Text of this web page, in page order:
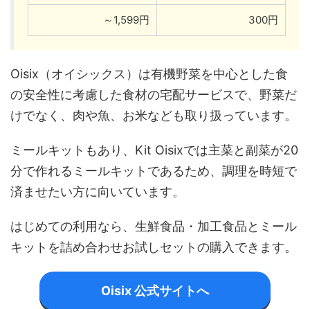
～1,599円 300円
Oisix（オイシックス）は有機野菜を中心とした食
の安全性に考慮した食材の宅配サービスで、野菜だ
けでなく、肉や魚、お米なども取り扱っています。
ミールキットもあり、Kit Oisixでは主菜と副菜が20
分で作れるミールキットであるため、調理を時短で
済ませたい方に向いています。
はじめての利用なら、生鮮食品・加工食品とミール
キットを詰め合わせお試しセットの購入できます。
Oisix 公式サイトへ